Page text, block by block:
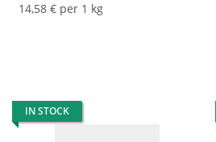
14,58 € per 1 kg
IN STOCK